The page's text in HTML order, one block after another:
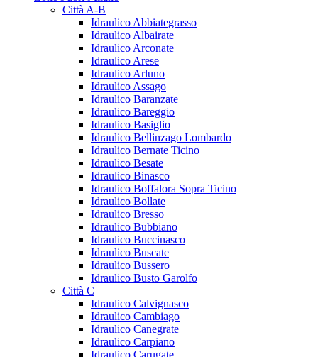
Città A-B
Idraulico Abbiategrasso
Idraulico Albairate
Idraulico Arconate
Idraulico Arese
Idraulico Arluno
Idraulico Assago
Idraulico Baranzate
Idraulico Bareggio
Idraulico Basiglio
Idraulico Bellinzago Lombardo
Idraulico Bernate Ticino
Idraulico Besate
Idraulico Binasco
Idraulico Boffalora Sopra Ticino
Idraulico Bollate
Idraulico Bresso
Idraulico Bubbiano
Idraulico Buccinasco
Idraulico Buscate
Idraulico Bussero
Idraulico Busto Garolfo
Città C
Idraulico Calvignasco
Idraulico Cambiago
Idraulico Canegrate
Idraulico Carpiano
Idraulico Carugate